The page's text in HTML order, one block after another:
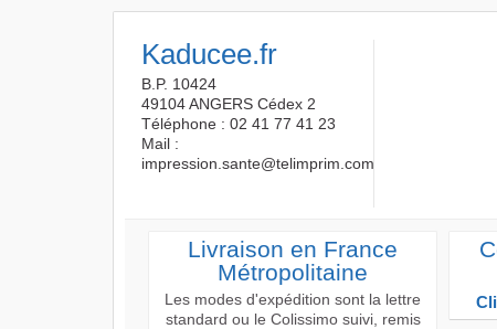
Kaducee.fr
B.P. 10424
49104 ANGERS Cédex 2
Téléphone : 02 41 77 41 23
Mail :
impression.sante@telimprim.com
Livraison en France
Métropolitaine
Les modes d'expédition sont la lettre
standard ou le Colissimo suivi, remis